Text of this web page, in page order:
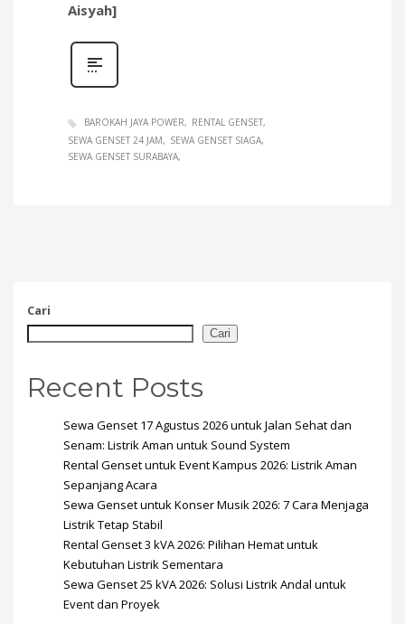
Aisyah]
BAROKAH JAYA POWER
RENTAL GENSET
SEWA GENSET 24 JAM
SEWA GENSET SIAGA
SEWA GENSET SURABAYA
Cari
Cari
Recent Posts
Sewa Genset 17 Agustus 2026 untuk Jalan Sehat dan
Senam: Listrik Aman untuk Sound System
Rental Genset untuk Event Kampus 2026: Listrik Aman
Sepanjang Acara
Sewa Genset untuk Konser Musik 2026: 7 Cara Menjaga
Listrik Tetap Stabil
Rental Genset 3 kVA 2026: Pilihan Hemat untuk
Kebutuhan Listrik Sementara
Sewa Genset 25 kVA 2026: Solusi Listrik Andal untuk
Event dan Proyek